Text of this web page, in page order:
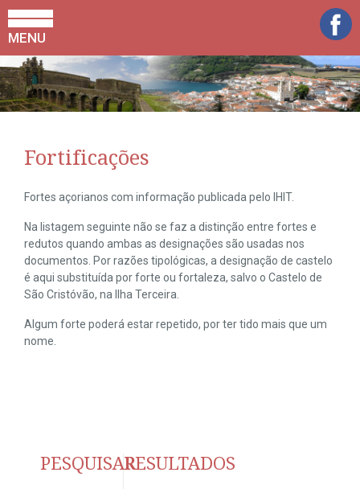
MENU
Fortificações
Fortes açorianos com informação publicada pelo IHIT.
Na listagem seguinte não se faz a distinção entre fortes e
redutos quando ambas as designações são usadas nos
documentos. Por razões tipológicas, a designação de castelo
é aqui substituída por forte ou fortaleza, salvo o Castelo de
São Cristóvão, na Ilha Terceira.
Algum forte poderá estar repetido, por ter tido mais que um
nome.
PESQUISARRESULTADOS